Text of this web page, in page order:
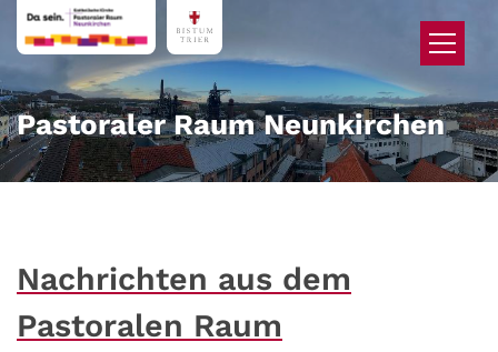
Zum Inhalt springen
Pastoraler Raum Neunkirchen
Nachrichten aus dem
Pastoralen Raum